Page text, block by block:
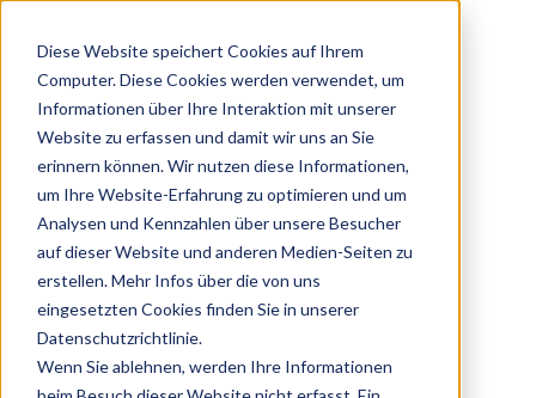
Diese Website speichert Cookies auf Ihrem
Computer. Diese Cookies werden verwendet, um
Informationen über Ihre Interaktion mit unserer
Website zu erfassen und damit wir uns an Sie
erinnern können. Wir nutzen diese Informationen,
um Ihre Website-Erfahrung zu optimieren und um
Analysen und Kennzahlen über unsere Besucher
auf dieser Website und anderen Medien-Seiten zu
erstellen. Mehr Infos über die von uns
eingesetzten Cookies finden Sie in unserer
Datenschutzrichtlinie.
Wenn Sie ablehnen, werden Ihre Informationen